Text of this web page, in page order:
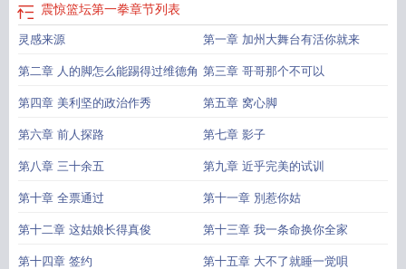
震惊篮坛第一拳章节列表
灵感来源 第一章 加州大舞台有活你就来
第二章 人的脚怎么能踢得过维德角 第三章 哥哥那个不可以
第四章 美利坚的政治作秀 第五章 窝心脚
第六章 前人探路 第七章 影子
第八章 三十余五 第九章 近乎完美的试训
第十章 全票通过 第十一章 別惹你姑
第十二章 这姑娘长得真俊 第十三章 我一条命换你全家
第十四章 签约 第十五章 大不了就睡一觉唄